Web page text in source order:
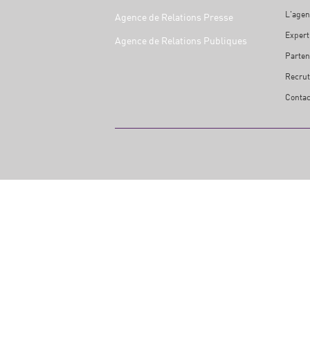
Agence de Relations Presse
Agence de Relations Publiques